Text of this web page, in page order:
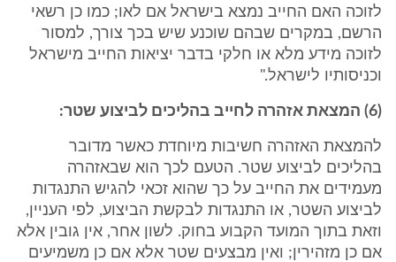
לזוכה האם החייב נמצא בישראל אם לאו; כמו כן רשאי
הרשם, במקרים שבהם שוכנע שיש בכך צורך, למסור
לזוכה מידע מלא או חלקי בדבר יציאות החייב מישראל
וכניסותיו לישראל."
(6) המצאת אזהרה לחייב בהליכים לביצוע שטר:
להמצאת האזהרה חשיבות מיוחדת כאשר מדובר
בהליכים לביצוע שטר. הטעם לכך הוא שבאזהרה
מעמידים את החייב על כך שהוא זכאי להגיש התנגדות
לביצוע השטר, או התנגדות לבקשת הביצוע, לפי העניין,
וזאת בתוך המועד הקבוע בחוק. לשון אחר, אין גובין אלא
אם כן מזהירין; ואין מבצעים שטר אלא אם כן משמיעים